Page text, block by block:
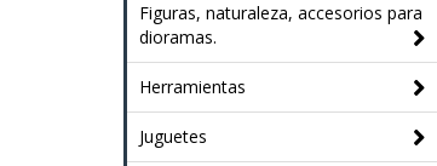
Figuras, naturaleza, accesorios para
dioramas.
Herramientas
Juguetes